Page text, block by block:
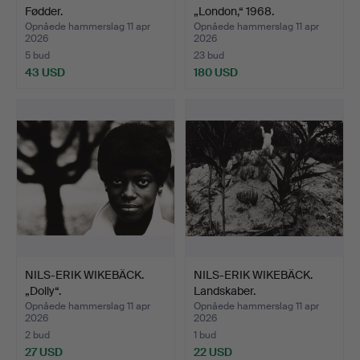
Fødder.
Opnåede hammerslag 11 apr
2026
5 bud
43 USD
„London,“ 1968.
Opnåede hammerslag 11 apr
2026
23 bud
180 USD
NILS-ERIK WIKEBÄCK.
„Dolly“.
Opnåede hammerslag 11 apr
2026
2 bud
27 USD
NILS-ERIK WIKEBÄCK.
Landskaber.
Opnåede hammerslag 11 apr
2026
1 bud
22 USD